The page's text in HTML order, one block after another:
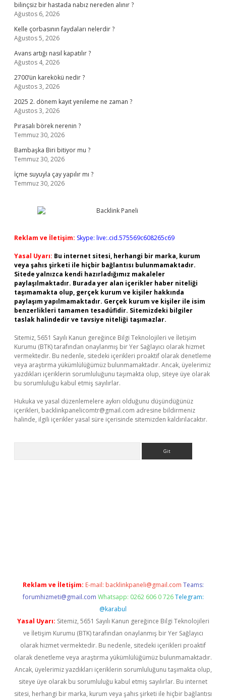
bilinçsiz bir hastada nabız nereden alınır ?
Ağustos 6, 2026
Kelle çorbasının faydaları nelerdir ?
Ağustos 5, 2026
Avans artığı nasıl kapatılır ?
Ağustos 4, 2026
2700’ün karekökü nedir ?
Ağustos 3, 2026
2025 2. dönem kayıt yenileme ne zaman ?
Ağustos 3, 2026
Pırasalı börek nerenin ?
Temmuz 30, 2026
Bambaşka Biri bitiyor mu ?
Temmuz 30, 2026
İçme suyuyla çay yapılır mı ?
Temmuz 30, 2026
Reklam ve İletişim: Skype: live:.cid.575569c608265c69
Yasal Uyarı: Bu internet sitesi, herhangi bir marka, kurum
veya şahıs şirketi ile hiçbir bağlantısı bulunmamaktadır.
Sitede yalnızca kendi hazırladığımız makaleler
paylaşılmaktadır. Burada yer alan içerikler haber niteliği
taşımamakta olup, gerçek kurum ve kişiler hakkında
paylaşım yapılmamaktadır. Gerçek kurum ve kişiler ile isim
benzerlikleri tamamen tesadüfidir. Sitemizdeki bilgiler
taslak halindedir ve tavsiye niteliği taşımazlar.
Sitemiz, 5651 Sayılı Kanun gereğince Bilgi Teknolojileri ve İletişim
Kurumu (BTK) tarafından onaylanmış bir Yer Sağlayıcı olarak hizmet
vermektedir. Bu nedenle, sitedeki içerikleri proaktif olarak denetleme
veya araştırma yükümlülüğümüz bulunmamaktadır. Ancak, üyelerimiz
yazdıkları içeriklerin sorumluluğunu taşımakta olup, siteye üye olarak
bu sorumluluğu kabul etmiş sayılırlar.
Hukuka ve yasal düzenlemelere aykırı olduğunu düşündüğünüz
içerikleri, backlinkpanelicomtr@gmail.com adresine bildirmeniz
halinde, ilgili içerikler yasal süre içerisinde sitemizden kaldırılacaktır.
Reklam ve İletişim: E-mail: backlinkpaneli@gmail.com Teams:
forumhizmeti@gmail.com Whatsapp: 0262 606 0 726 Telegram:
@karabul
Yasal Uyarı: Sitemiz, 5651 Sayılı Kanun gereğince Bilgi Teknolojileri
ve İletişim Kurumu (BTK) tarafından onaylanmış bir Yer Sağlayıcı
olarak hizmet vermektedir. Bu nedenle, sitedeki içerikleri proaktif
olarak denetleme veya araştırma yükümlülüğümüz bulunmamaktadır.
Ancak, üyelerimiz yazdıkları içeriklerin sorumluluğunu taşımakta olup,
siteye üye olarak bu sorumluluğu kabul etmiş sayılırlar. Bu internet
sitesi, herhangi bir marka, kurum veya şahıs şirketi ile hiçbir bağlantısı